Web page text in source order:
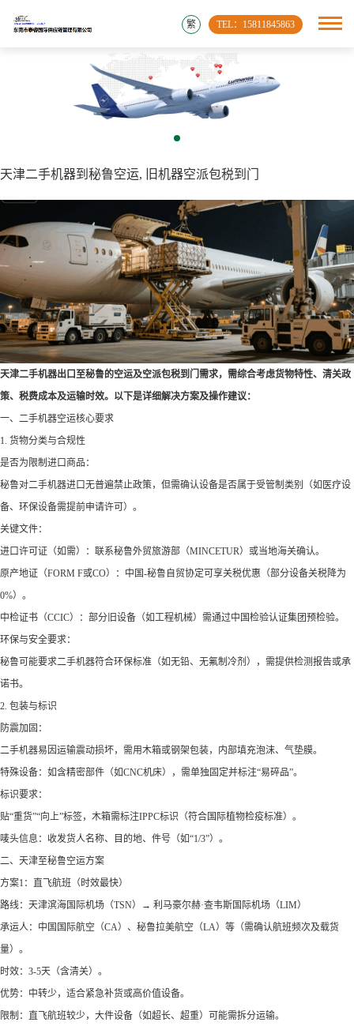
TEL：15811845863
繁
天津二手机器到秘鲁空运, 旧机器空派包税到门
天津二手机器出口至秘鲁的空运及空派包税到门需求，需综合考虑货物特性、清关政
策、税费成本及运输时效。以下是详细解决方案及操作建议：
一、二手机器空运核心要求
1. 货物分类与合规性
是否为限制进口商品：
秘鲁对二手机器进口无普遍禁止政策，但需确认设备是否属于受管制类别（如医疗设
备、环保设备需提前申请许可）。
关键文件：
进口许可证（如需）：联系秘鲁外贸旅游部（MINCETUR）或当地海关确认。
原产地证（FORM F或CO）：中国-秘鲁自贸协定可享关税优惠（部分设备关税降为
0%）。
中检证书（CCIC）：部分旧设备（如工程机械）需通过中国检验认证集团预检验。
环保与安全要求：
秘鲁可能要求二手机器符合环保标准（如无铅、无氟制冷剂），需提供检测报告或承
诺书。
2. 包装与标识
防震加固：
二手机器易因运输震动损坏，需用木箱或钢架包装，内部填充泡沫、气垫膜。
特殊设备：如含精密部件（如CNC机床），需单独固定并标注“易碎品”。
标识要求：
贴“重货”“向上”标签，木箱需标注IPPC标识（符合国际植物检疫标准）。
唛头信息：收发货人名称、目的地、件号（如“1/3”）。
二、天津至秘鲁空运方案
方案1：直飞航班（时效最快）
路线：天津滨海国际机场（TSN）→ 利马豪尔赫·查韦斯国际机场（LIM）
承运人：中国国际航空（CA）、秘鲁拉美航空（LA）等（需确认航班频次及载货
量）。
时效：3-5天（含清关）。
优势：中转少，适合紧急补货或高价值设备。
限制：直飞航班较少，大件设备（如超长、超重）可能需拆分运输。